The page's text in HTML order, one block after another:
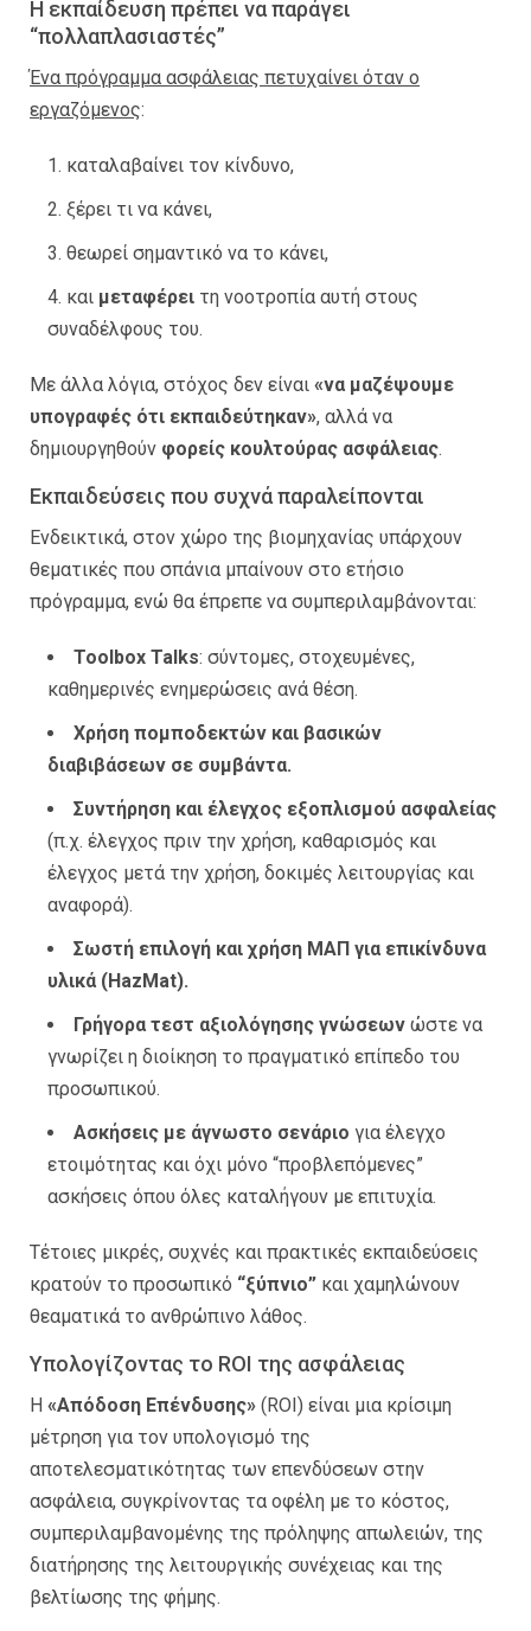
Η εκπαίδευση πρέπει να παράγει
“πολλαπλασιαστές”
Ένα πρόγραμμα ασφάλειας πετυχαίνει όταν ο
εργαζόμενος:
καταλαβαίνει τον κίνδυνο,
ξέρει τι να κάνει,
θεωρεί σημαντικό να το κάνει,
και μεταφέρει τη νοοτροπία αυτή στους
συναδέλφους του.
Με άλλα λόγια, στόχος δεν είναι «να μαζέψουμε
υπογραφές ότι εκπαιδεύτηκαν», αλλά να
δημιουργηθούν φορείς κουλτούρας ασφάλειας.
Εκπαιδεύσεις που συχνά παραλείπονται
Ενδεικτικά, στον χώρο της βιομηχανίας υπάρχουν
θεματικές που σπάνια μπαίνουν στο ετήσιο
πρόγραμμα, ενώ θα έπρεπε να συμπεριλαμβάνονται:
Toolbox Talks: σύντομες, στοχευμένες,
καθημερινές ενημερώσεις ανά θέση.
Χρήση πομποδεκτών και βασικών
διαβιβάσεων σε συμβάντα.
Συντήρηση και έλεγχος εξοπλισμού ασφαλείας
(π.χ. έλεγχος πριν την χρήση, καθαρισμός και
έλεγχος μετά την χρήση, δοκιμές λειτουργίας και
αναφορά).
Σωστή επιλογή και χρήση ΜΑΠ για επικίνδυνα
υλικά (HazMat).
Γρήγορα τεστ αξιολόγησης γνώσεων ώστε να
γνωρίζει η διοίκηση το πραγματικό επίπεδο του
προσωπικού.
Ασκήσεις με άγνωστο σενάριο για έλεγχο
ετοιμότητας και όχι μόνο “προβλεπόμενες”
ασκήσεις όπου όλες καταλήγουν με επιτυχία.
Τέτοιες μικρές, συχνές και πρακτικές εκπαιδεύσεις
κρατούν το προσωπικό “ξύπνιο” και χαμηλώνουν
θεαματικά το ανθρώπινο λάθος.
Υπολογίζοντας το ROI της ασφάλειας
Η «Απόδοση Επένδυσης» (ROI) είναι μια κρίσιμη
μέτρηση για τον υπολογισμό της
αποτελεσματικότητας των επενδύσεων στην
ασφάλεια, συγκρίνοντας τα οφέλη με το κόστος,
συμπεριλαμβανομένης της πρόληψης απωλειών, της
διατήρησης της λειτουργικής συνέχειας και της
βελτίωσης της φήμης.